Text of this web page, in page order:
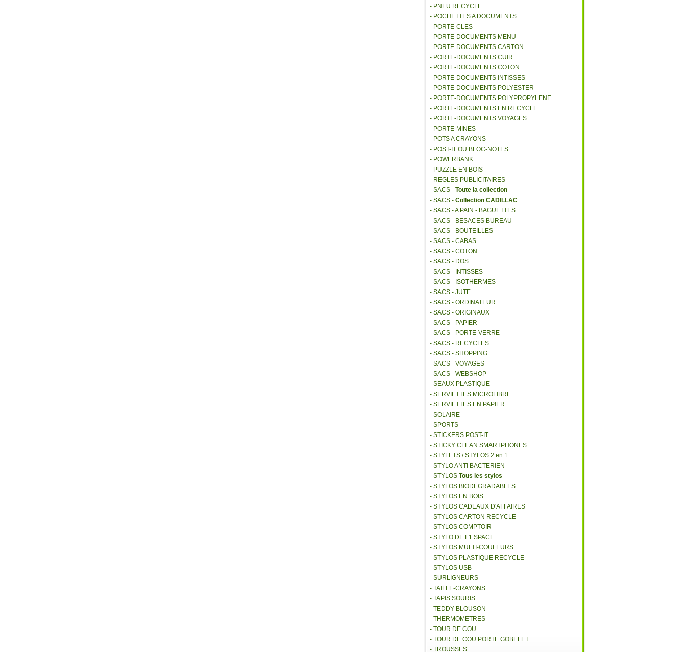
- PNEU RECYCLE
- POCHETTES A DOCUMENTS
- PORTE-CLES
- PORTE-DOCUMENTS MENU
- PORTE-DOCUMENTS CARTON
- PORTE-DOCUMENTS CUIR
- PORTE-DOCUMENTS COTON
- PORTE-DOCUMENTS INTISSES
- PORTE-DOCUMENTS POLYESTER
- PORTE-DOCUMENTS POLYPROPYLENE
- PORTE-DOCUMENTS EN RECYCLE
- PORTE-DOCUMENTS VOYAGES
- PORTE-MINES
- POTS A CRAYONS
- POST-IT OU BLOC-NOTES
- POWERBANK
- PUZZLE EN BOIS
- REGLES PUBLICITAIRES
- SACS - Toute la collection
- SACS - Collection CADILLAC
- SACS - A PAIN - BAGUETTES
- SACS - BESACES BUREAU
- SACS - BOUTEILLES
- SACS - CABAS
- SACS - COTON
- SACS - DOS
- SACS - INTISSES
- SACS - ISOTHERMES
- SACS - JUTE
- SACS - ORDINATEUR
- SACS - ORIGINAUX
- SACS - PAPIER
- SACS - PORTE-VERRE
- SACS - RECYCLES
- SACS - SHOPPING
- SACS - VOYAGES
- SACS - WEBSHOP
- SEAUX PLASTIQUE
- SERVIETTES MICROFIBRE
- SERVIETTES EN PAPIER
- SOLAIRE
- SPORTS
- STICKERS POST-IT
- STICKY CLEAN SMARTPHONES
- STYLETS / STYLOS 2 en 1
- STYLO ANTI BACTERIEN
- STYLOS Tous les stylos
- STYLOS BIODEGRADABLES
- STYLOS EN BOIS
- STYLOS CADEAUX D'AFFAIRES
- STYLOS CARTON RECYCLE
- STYLOS COMPTOIR
- STYLO DE L'ESPACE
- STYLOS MULTI-COULEURS
- STYLOS PLASTIQUE RECYCLE
- STYLOS USB
- SURLIGNEURS
- TAILLE-CRAYONS
- TAPIS SOURIS
- TEDDY BLOUSON
- THERMOMETRES
- TOUR DE COU
- TOUR DE COU PORTE GOBELET
- TROUSSES